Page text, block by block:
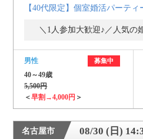
【40代限定】個室婚活パーテ
＼1人参加大歓迎♪／人気の
男性 募集中
40～49歳
5,500円
＜早割→4,000円 ＞
名古屋市 08/30 (日)